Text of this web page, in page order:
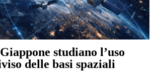
studiano l’uso
delle basi spaziali